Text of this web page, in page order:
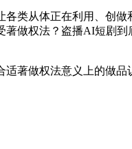
类从体正在利用、创做
做权法？盗播AI短剧
著做权法意义上的做品